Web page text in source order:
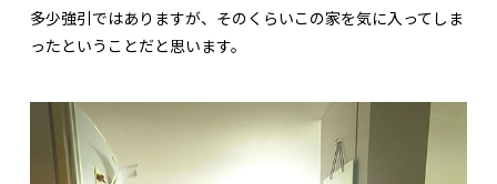
多少強引ではありますが、そのくらいこの家を気に入ってしま
ったということだと思います。